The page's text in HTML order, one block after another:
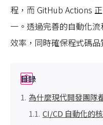
程，而 GitHub Actions
一。透過完善的自動化
效率，同時確保程式碼品
目錄
為什麼現代開發團隊
CI/CD 自動化的